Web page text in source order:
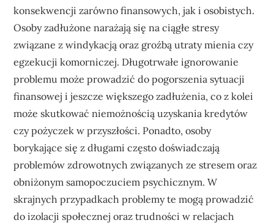
konsekwencji zarówno finansowych, jak i osobistych.
Osoby zadłużone narażają się na ciągłe stresy
związane z windykacją oraz groźbą utraty mienia czy
egzekucji komorniczej. Długotrwałe ignorowanie
problemu może prowadzić do pogorszenia sytuacji
finansowej i jeszcze większego zadłużenia, co z kolei
może skutkować niemożnością uzyskania kredytów
czy pożyczek w przyszłości. Ponadto, osoby
borykające się z długami często doświadczają
problemów zdrowotnych związanych ze stresem oraz
obniżonym samopoczuciem psychicznym. W
skrajnych przypadkach problemy te mogą prowadzić
do izolacji społecznej oraz trudności w relacjach